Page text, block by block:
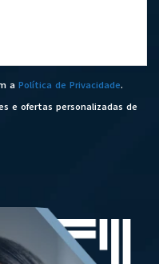
a Política de Privacidade.
e ofertas personalizadas de